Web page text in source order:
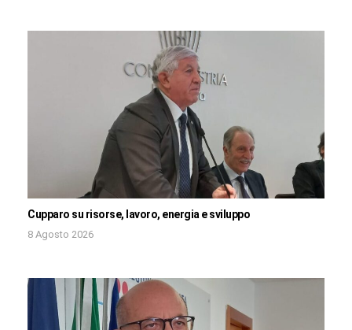
Cupparo su risorse, lavoro, energia e sviluppo
8 Agosto 2026